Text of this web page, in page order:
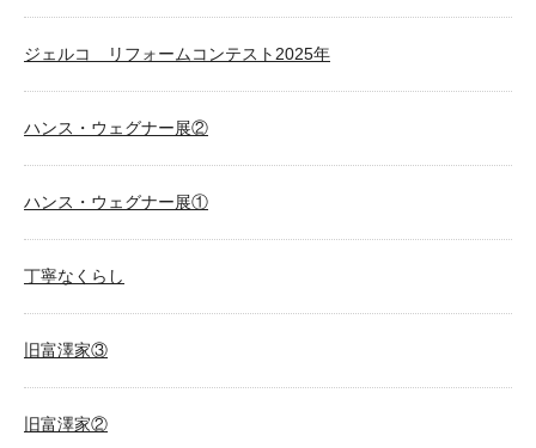
ジェルコ リフォームコンテスト2025年
ハンス・ウェグナー展②
ハンス・ウェグナー展①
丁寧なくらし
旧富澤家③
旧富澤家②